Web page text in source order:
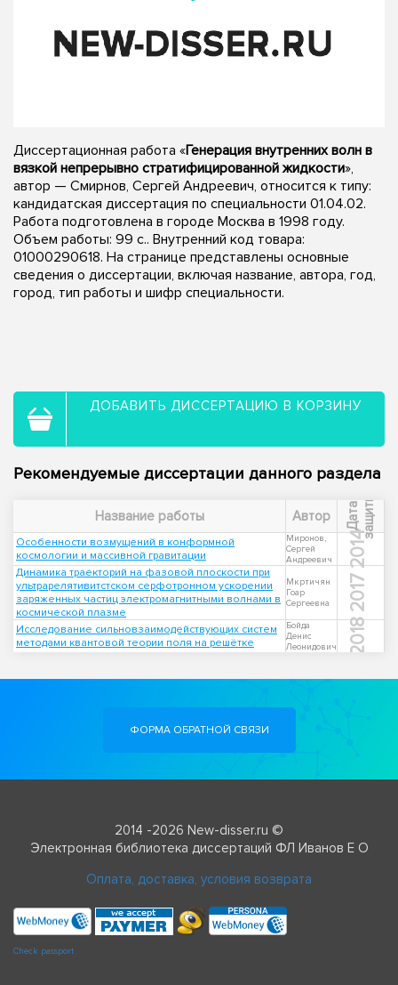
Диссертационная работа «Генерация внутренних волн в
вязкой непрерывно стратифицированной жидкости»,
автор — Смирнов, Сергей Андреевич, относится к типу:
кандидатская диссертация по специальности 01.04.02.
Работа подготовлена в городе Москва в 1998 году.
Объем работы: 99 с.. Внутренний код товара:
01000290618. На странице представлены основные
сведения о диссертации, включая название, автора, год,
город, тип работы и шифр специальности.
ДОБАВИТЬ ДИССЕРТАЦИЮ В КОРЗИНУ
Рекомендуемые диссертации данного раздела
Название работы Автор Д
а
т
а
з
а
щ
и
т ы
Особенности возмущений в конформной
космологии и массивной гравитации
Миронов,
Сергей
Андреевич
2014
Динамика траекторий на фазовой плоскости при
ультрарелятивитстском серфотронном ускорении
заряженных частиц электромагнитными волнами в
космической плазме
Мкртичян
Гоар
Сергеевна
2017
Исследование сильновзаимодействующих систем
методами квантовой теории поля на решётке
Бойда
Денис
Леонидович
2018
ФОРМА ОБРАТНОЙ СВЯЗИ
2014 -2026 New-disser.ru ©
Электронная библиотека диссертаций ФЛ Иванов Е О
Оплата, доставка, условия возврата
Check passport